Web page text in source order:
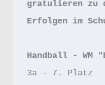
gratulieren zu
Erfolgen im
Handball - WM
3a - 7. Platz